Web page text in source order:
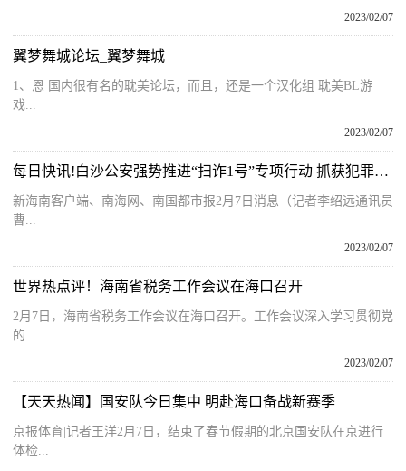
2023/02/07
翼梦舞城论坛_翼梦舞城
1、恩 国内很有名的耽美论坛，而且，还是一个汉化组 耽美BL游
戏...
2023/02/07
每日快讯!白沙公安强势推进“扫诈1号”专项行动 抓获犯罪嫌疑人9名
新海南客户端、南海网、南国都市报2月7日消息（记者李绍远通讯员
曹...
2023/02/07
世界热点评！海南省税务工作会议在海口召开
2月7日，海南省税务工作会议在海口召开。工作会议深入学习贯彻党
的...
2023/02/07
【天天热闻】国安队今日集中 明赴海口备战新赛季
京报体育|记者王洋2月7日，结束了春节假期的北京国安队在京进行
体检...